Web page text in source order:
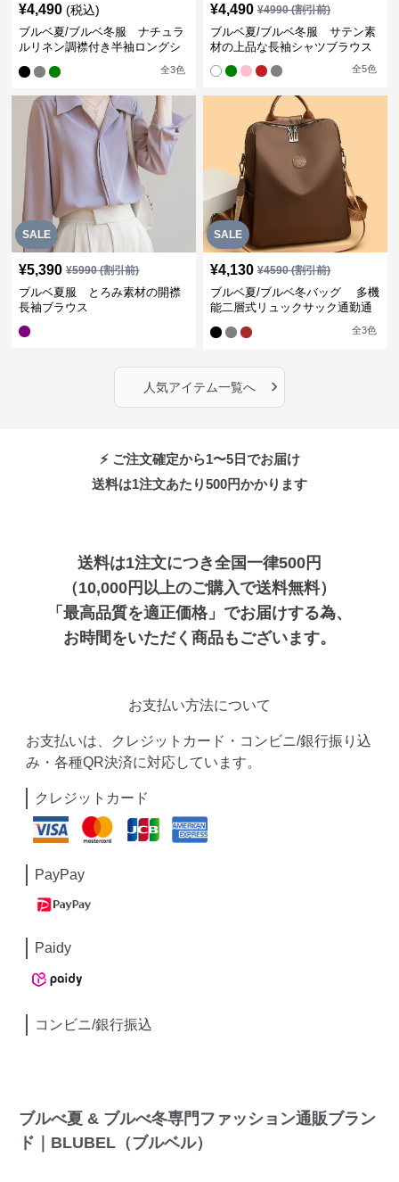
¥4,490 (税込)
ブルベ夏/ブルベ冬服 ナチュラ
ルリネン調襟付き半袖ロングシ
全3色
¥4,490 ¥4990(割引前)
ブルベ夏/ブルベ冬服 サテン素
材の上品な長袖シャツブラウス
全5色
SALE
¥5,390 ¥5990(割引前)
ブルベ夏服 とろみ素材の開襟
長袖ブラウス
SALE
¥4,130 ¥4590(割引前)
ブルベ夏/ブルベ冬バッグ 多機
能二層式リュックサック通勤通
全3色
人気アイテム一覧へ ›
⚡ ご注文確定から1〜5日でお届け
送料は1注文あたり500円かかります
送料は1注文につき全国一律500円
（10,000円以上のご購入で送料無料）
「最高品質を適正価格」でお届けする為、
お時間をいただく商品もございます。
お支払い方法について
お支払いは、クレジットカード・コンビニ/銀行振り込
み・各種QR決済に対応しています。
クレジットカード
PayPay
Paidy
コンビニ/銀行振込
ブルべ夏 & ブルべ冬専門ファッション通販ブラン
ド｜BLUBEL（ブルベル）